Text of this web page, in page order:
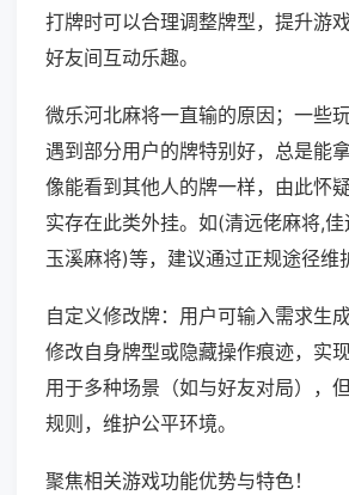
打牌时可以合理调整牌型，提升游
好友间互动乐趣。
微乐河北麻将一直输的原因；一些
遇到部分用户的牌特别好，总是能
像能看到其他人的牌一样，由此怀
实存在此类外挂。如(清远佬麻将,
玉溪麻将)等，建议通过正规途径维
自定义修改牌：用户可输入需求生
修改自身牌型或隐藏操作痕迹，实
用于多种场景（如与好友对局），
规则，维护公平环境。
聚焦相关游戏功能优势与特色！